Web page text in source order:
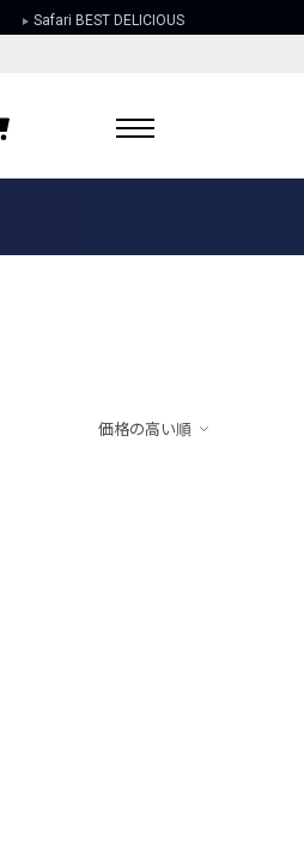
Safari BEST DELICIOUS
入りブランド
価格の高い順